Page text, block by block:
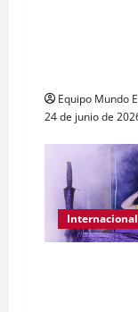
Equipo Mundo
24 de junio de
Internacional